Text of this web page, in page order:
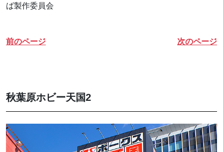
ば製作委員会
前のページ 次のページ
秋葉原ホビー天国2